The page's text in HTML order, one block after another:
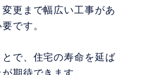
更まで幅広い工事があ
です。
で、住宅の寿命を延ば
期待できます。